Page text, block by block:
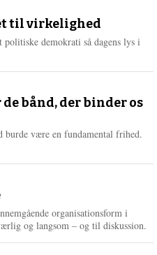
e
e
til virkelighed
demokrati så dagens lys i
bånd, der binder os
være en fundamental frihed.
organisationsform i
og langsom – og til diskussion.